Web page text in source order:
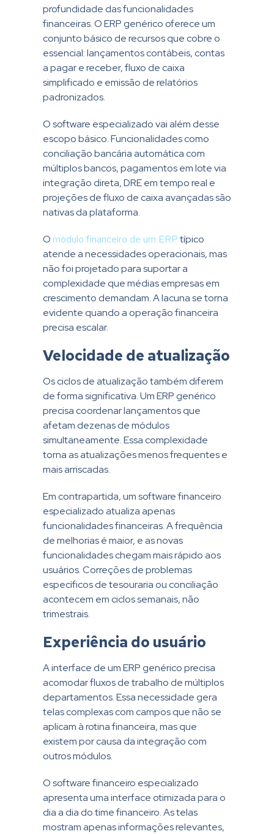
profundidade das funcionalidades
financeiras. O ERP genérico oferece um
conjunto básico de recursos que cobre o
essencial: lançamentos contábeis, contas
a pagar e receber, fluxo de caixa
simplificado e emissão de relatórios
padronizados.
O software especializado vai além desse
escopo básico. Funcionalidades como
conciliação bancária automática com
múltiplos bancos, pagamentos em lote via
integração direta, DRE em tempo real e
projeções de fluxo de caixa avançadas são
nativas da plataforma.
O módulo financeiro de um ERPtípico
atende a necessidades operacionais, mas
não foi projetado para suportar a
complexidade que médias empresas em
crescimento demandam. A lacuna se torna
evidente quando a operação financeira
precisa escalar.
Velocidade de atualização
Os ciclos de atualização também diferem
de forma significativa. Um ERP genérico
precisa coordenar lançamentos que
afetam dezenas de módulos
simultaneamente. Essa complexidade
torna as atualizações menos frequentes e
mais arriscadas.
Em contrapartida, um software financeiro
especializado atualiza apenas
funcionalidades financeiras. A frequência
de melhorias é maior, e as novas
funcionalidades chegam mais rápido aos
usuários. Correções de problemas
específicos de tesouraria ou conciliação
acontecem em ciclos semanais, não
trimestrais.
Experiência do usuário
A interface de um ERP genérico precisa
acomodar fluxos de trabalho de múltiplos
departamentos. Essa necessidade gera
telas complexas com campos que não se
aplicam à rotina financeira, mas que
existem por causa da integração com
outros módulos.
O software financeiro especializado
apresenta uma interface otimizada para o
dia a dia do time financeiro. As telas
mostram apenas informações relevantes,